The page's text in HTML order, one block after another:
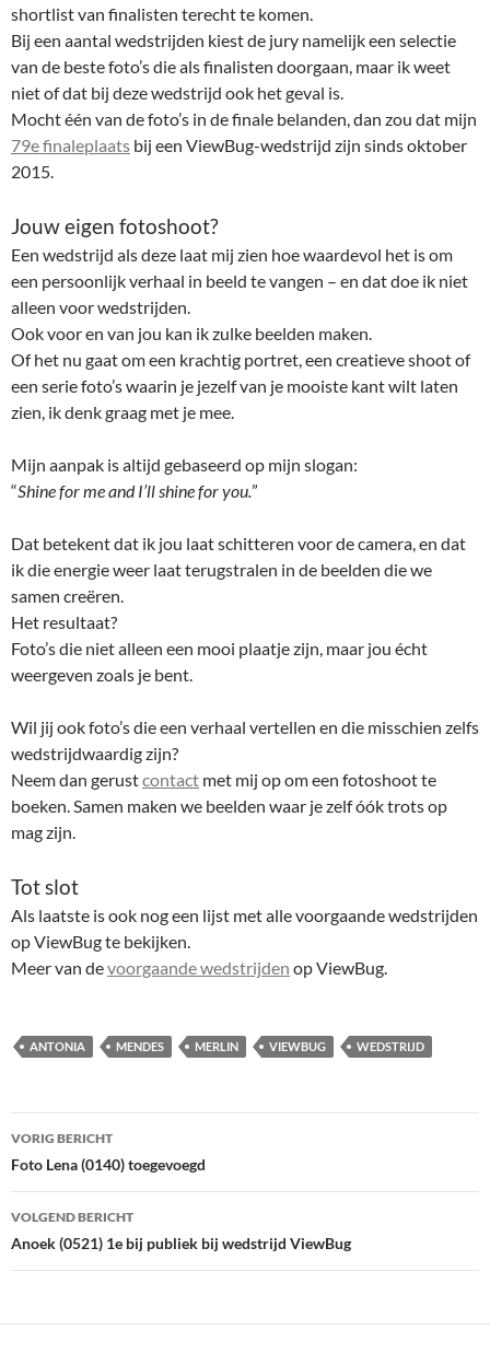
shortlist van finalisten terecht te komen.
Bij een aantal wedstrijden kiest de jury namelijk een selectie
van de beste foto’s die als finalisten doorgaan, maar ik weet
niet of dat bij deze wedstrijd ook het geval is.
Mocht één van de foto’s in de finale belanden, dan zou dat mijn
79e finaleplaats bij een ViewBug-wedstrijd zijn sinds oktober
2015.
Jouw eigen fotoshoot?
Een wedstrijd als deze laat mij zien hoe waardevol het is om
een persoonlijk verhaal in beeld te vangen – en dat doe ik niet
alleen voor wedstrijden.
Ook voor en van jou kan ik zulke beelden maken.
Of het nu gaat om een krachtig portret, een creatieve shoot of
een serie foto’s waarin je jezelf van je mooiste kant wilt laten
zien, ik denk graag met je mee.
Mijn aanpak is altijd gebaseerd op mijn slogan:
“Shine for me and I’ll shine for you.”
Dat betekent dat ik jou laat schitteren voor de camera, en dat
ik die energie weer laat terugstralen in de beelden die we
samen creëren.
Het resultaat?
Foto’s die niet alleen een mooi plaatje zijn, maar jou écht
weergeven zoals je bent.
Wil jij ook foto’s die een verhaal vertellen en die misschien zelfs
wedstrijdwaardig zijn?
Neem dan gerustcontact met mij op om een fotoshoot te
boeken. Samen maken we beelden waar je zelf óók trots op
mag zijn.
Tot slot
Als laatste is ook nog een lijst met alle voorgaande wedstrijden
op ViewBug te bekijken.
Meer van devoorgaande wedstrijden op ViewBug.
ANTONIA MENDES MERLIN VIEWBUG WEDSTRIJD
Bericht
navigatie
VORIG BERICHT
Foto Lena (0140) toegevoegd
VOLGEND BERICHT
Anoek (0521) 1e bij publiek bij wedstrijd ViewBug